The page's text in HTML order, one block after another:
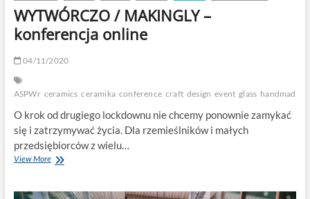
WYTWÓRCZO / MAKINGLY –
konferencja online
04/11/2020
ASPWr ceramics ceramika conference craft design event glass handmade
O krok od drugiego lockdownu nie chcemy ponownie zamykać
się i zatrzymywać życia. Dla rzemieślników i małych
przedsiębiorców z wielu…
View MoreWYTWÓRCZO
–